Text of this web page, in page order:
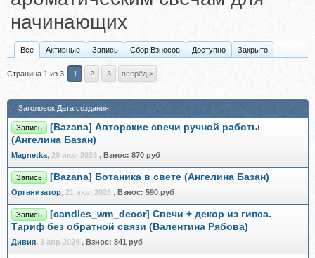
начинающих
Все Активные Запись Сбор Взносов Доступно Закрыто
Страница 1 из 3 1 2 3 вперёд >
Заголовок Дата создания
Запись
[Bazana] Авторские свечи ручной работы
(Ангелина Базан)
Magnetka, 20 июл 2026 , Взнос: 870 руб
Запись [Bazana] Ботаника в свете (Ангелина Базан)
Организатор, 21 июл 2026 , Взнос: 590 руб
Запись
[candles_wm_decor] Свечи + декор из гипса.
Тариф без обратной связи (Валентина Рябова)
Дивия, 3 апр 2024 , Взнос: 841 руб